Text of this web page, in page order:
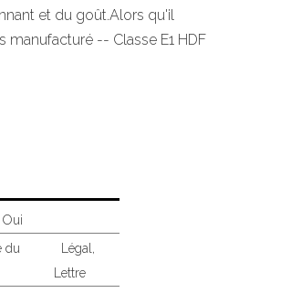
et du goût.Alors qu'il
-- Classe E1 HDF
Oui
du
Légal,
Lettre